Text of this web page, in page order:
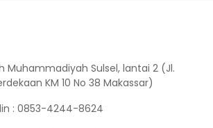
Muhammadiyah Sulsel, lantai 2 (Jl.
KM 10 No 38 Makassar)
: 0853-4244-8624